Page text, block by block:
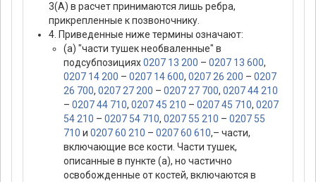
3(А) в расчет принимаются лишь ребра,
прикрепленные к позвоночнику.
4. Приведенные ниже термины означают:
(а) "части тушек необваленные" в
подсубпозициях0207 13 200 – 0207 13 600,
0207 14 200 – 0207 14 600, 0207 26 200 – 0207
26 700, 0207 27 200 – 0207 27 700, 0207 44 210
– 0207 44 710, 0207 45 210 – 0207 45 710, 0207
54 210 – 0207 54 710, 0207 55 210 – 0207 55
710 и 0207 60 210 – 0207 60 610,– части,
включающие все кости. Части тушек,
описанные в пункте (а), но частично
освобожденные от костей, включаются в